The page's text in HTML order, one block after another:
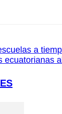
a
ecuatorianas